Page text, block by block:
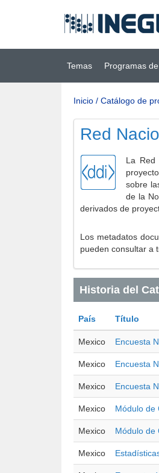
principal
(INEGI)
Temas Programas
Inicio / Catálogo de
Red
La Red
sobre
de la
derivados de
Los metadatos
pueden consultar a
Historia del
País Título
Mexico Encuesta
Mexico Encuesta
Mexico Encuesta
Mexico Módulo de
Mexico Módulo de
Mexico